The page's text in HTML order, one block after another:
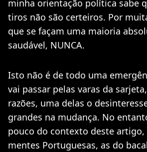
minha orientação política sabe
tiros não são certeiros. Por
que se façam uma maioria
saudável, NUNCA.
Isto não é de todo uma
vai passar pelas varas da
razões, uma delas o
grandes na mudança. No
pouco do contexto deste artigo,
mentes Portuguesas, as do